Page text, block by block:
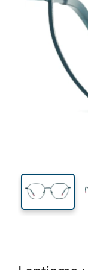
41 mm
Altezza